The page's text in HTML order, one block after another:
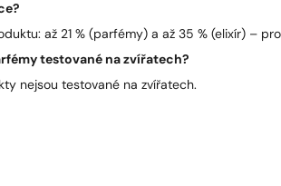
až 21 % (parfémy) a až 35 % (elixír) –
testované na zvířatech?
nejsou testované na zvířatech.